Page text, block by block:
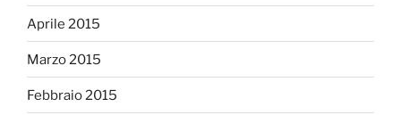
Aprile 2015
Marzo 2015
Febbraio 2015